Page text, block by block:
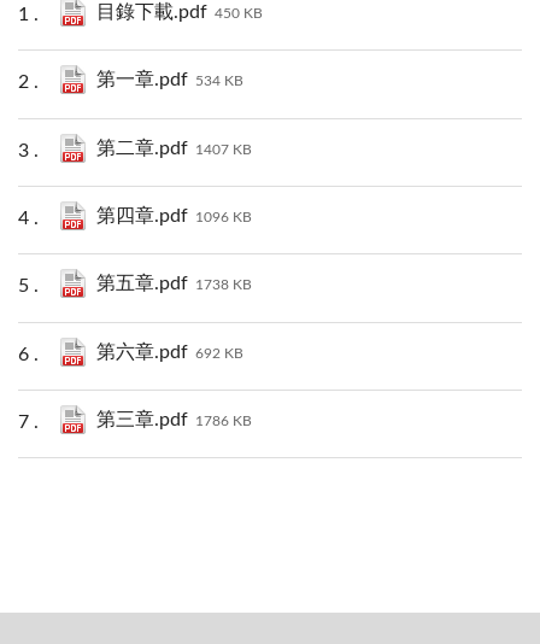
目錄下載.pdf 450 KB
第一章.pdf 534 KB
第二章.pdf 1407 KB
第四章.pdf 1096 KB
第五章.pdf 1738 KB
第六章.pdf 692 KB
第三章.pdf 1786 KB